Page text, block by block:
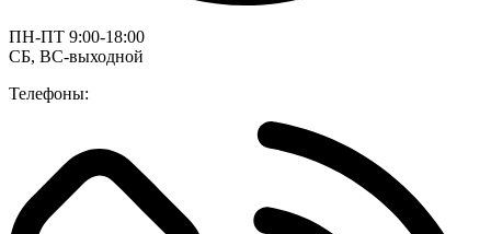
ПН-ПТ 9:00-18:00
СБ, ВС-выходной
Телефоны: